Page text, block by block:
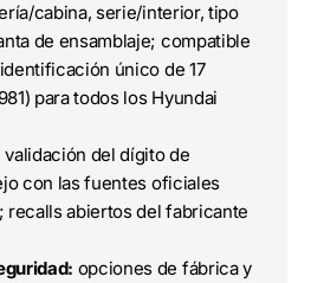
cabina, serie/interior, tipo
de ensamblaje; compatible
único de 17
para todos los Hyundai
validación del dígito de
con las fuentes oficiales
recalls abiertos del fabricante
opciones de fábrica y